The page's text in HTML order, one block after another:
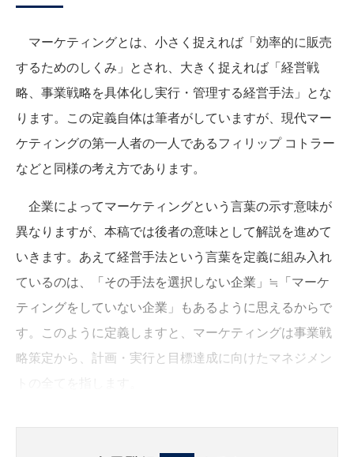
マーケティングとは、小さく捉えれば「効率的に販売
するためのしくみ」とされ、大きく捉えれば「経営戦
略、事業戦略を具体化し実行・管理する経営手法」とな
ります。この定義自体は筆者がしていますが、現代マー
ケティングの第一人者の一人であるフィリップ コトラー
などと同様の考え方であります。
企業によってマーケティングという言葉の示す意味が
異なりますが、本稿では後者の意味として解説を進めて
いきます。あえて経営手法という言葉を定義に組み入れ
ているのは、「その手法を選択しない企業」≒「マーケ
ティングをしていない企業」もあるように思えるからで
す。このように定義しますと、マーケティングは事業戦
略策定から、計画・実行と目標達成に向けたマネジメン